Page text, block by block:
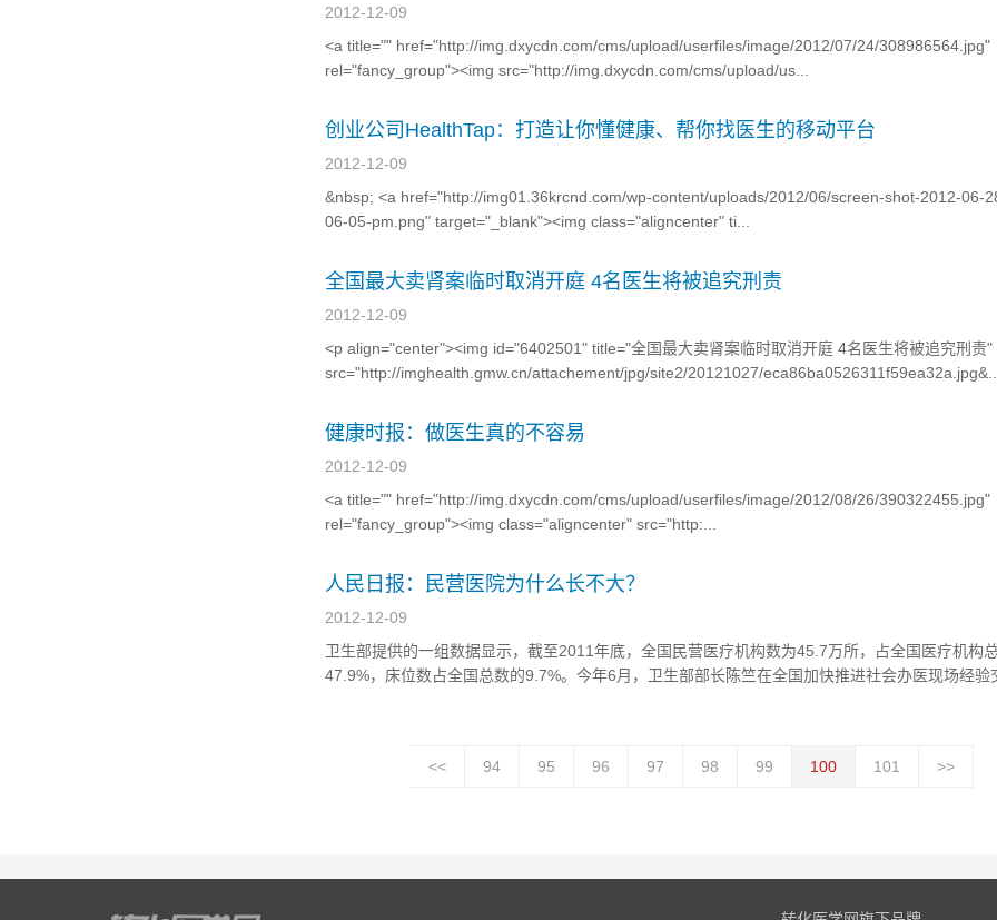
2012-12-09
<a title="" href="http://img.dxycdn.com/cms/upload/userfiles/image/2012/07/24/308986564.jpg"
rel="fancy_group"><img src="http://img.dxycdn.com/cms/upload/us...
创业公司HealthTap：打造让你懂健康、帮你找医生的移动平台
2012-12-09
&nbsp; <a href="http://img01.36krcnd.com/wp-content/uploads/2012/06/screen-shot-2012-06-
06-05-pm.png" target="_blank"><img class="aligncenter" ti...
全国最大卖肾案临时取消开庭 4名医生将被追究刑责
2012-12-09
<p align="center"><img id="6402501" title="全国最大卖肾案临时取消开庭 4名医生将被追究刑责"
src="http://imghealth.gmw.cn/attachement/jpg/site2/20121027/eca86ba0526311f59ea32a.jpg&...
健康时报：做医生真的不容易
2012-12-09
<a title="" href="http://img.dxycdn.com/cms/upload/userfiles/image/2012/08/26/390322455.jpg"
rel="fancy_group"><img class="aligncenter" src="http:...
人民日报：民营医院为什么长不大？
2012-12-09
卫生部提供的一组数据显示，截至2011年底，全国民营医疗机构数为45.7万所，占全国医疗机构
47.9%，床位数占全国总数的9.7%。今年6月，卫生部部长陈竺在全国加快推进社会办医现场经验
<< 94 95 96 97 98 99 100 101 >>